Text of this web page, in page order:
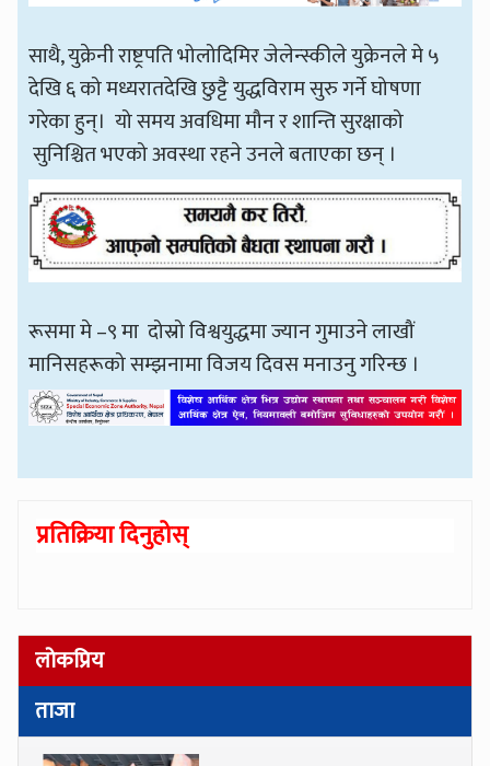
साथै, युक्रेनी राष्ट्रपति भोलोदिमिर जेलेन्स्कीले युक्रेनले मे ५
देखि ६ को मध्यरातदेखि छुट्टै युद्धविराम सुरु गर्ने घोषणा
गरेका हुन्। यो समय अवधिमा मौन र शान्ति सुरक्षाको
सुनिश्चित भएको अवस्था रहने उनले बताएका छन् ।
रूसमा मे –९ मा दोस्रो विश्वयुद्धमा ज्यान गुमाउने लाखौं
मानिसहरूको सम्झनामा विजय दिवस मनाउनु गरिन्छ ।
प्रतिक्रिया दिनुहोस्
लोकप्रिय
ताजा